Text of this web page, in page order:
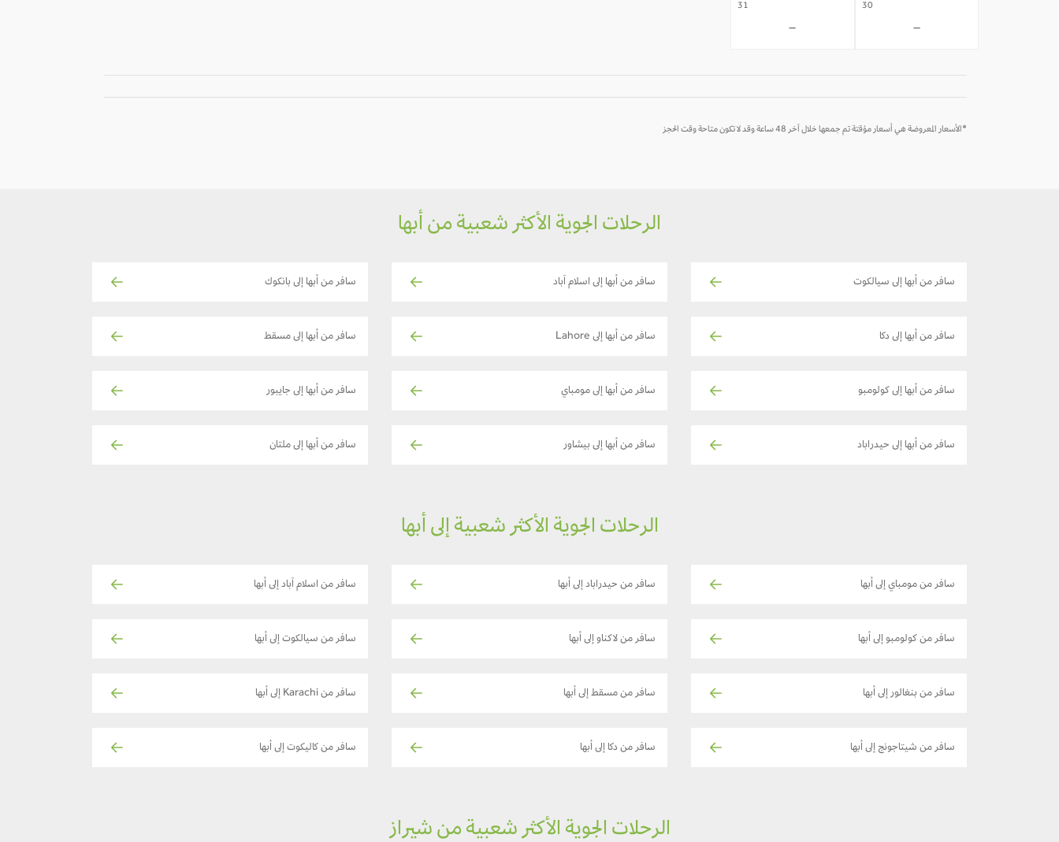
30
-
31
-
*الأسعار المعروضة هي أسعار مؤقتة تم جمعها خلال آخر 48 ساعة وقد لا تكون متاحة وقت الحجز
الرحلات الجوية الأكثر شعبية من أبها
سافر من أبها إلى سيالكوت سافر من أبها إلى اسلام آباد سافر من أبها إلى بانكوك
سافر من أبها إلى دكا سافر من أبها إلى Lahore سافر من أبها إلى مسقط
سافر من أبها إلى كولومبو سافر من أبها إلى مومباي سافر من أبها إلى جايبور
سافر من أبها إلى حيدراباد سافر من أبها إلى بيشاور سافر من أبها إلى ملتان
الرحلات الجوية الأكثر شعبية إلى أبها
سافر من مومباي إلى أبها سافر من حيدراباد إلى أبها سافر من اسلام آباد إلى أبها
سافر من كولومبو إلى أبها سافر من لاكناو إلى أبها سافر من سيالكوت إلى أبها
سافر من بنغالور إلى أبها سافر من مسقط إلى أبها سافر من Karachi إلى أبها
سافر من شيتاجونج إلى أبها سافر من دكا إلى أبها سافر من كاليكوت إلى أبها
الرحلات الجوية الأكثر شعبية من شيراز